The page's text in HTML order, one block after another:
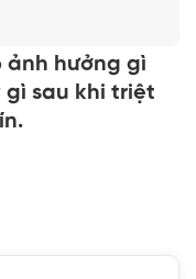
ảnh hưởng gì
gì sau khi triệt